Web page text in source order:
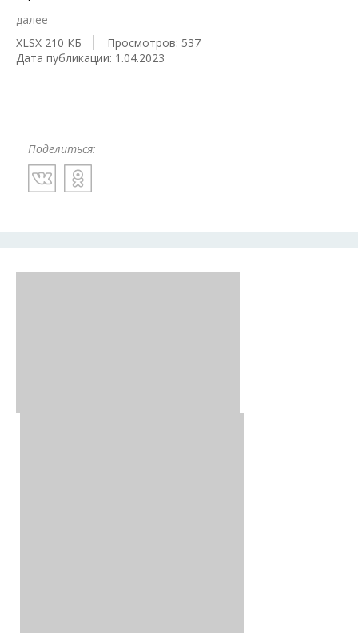
далее
XLSX 210 КБ
Просмотров: 537
Дата публикации: 1.04.2023
Поделиться: